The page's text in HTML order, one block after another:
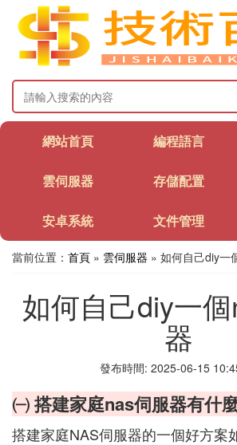
網站首頁 編程語言
雲伺服器 存儲配置
安卓系統 文件管理
當前位置： 首頁 » 雲伺服器 » 如何自己diy一
如何自己diy一
器
發布時間: 2025-06-15
㈠ 搭建家庭nas伺服器有什
搭建家庭NAS伺服器的一個好方案